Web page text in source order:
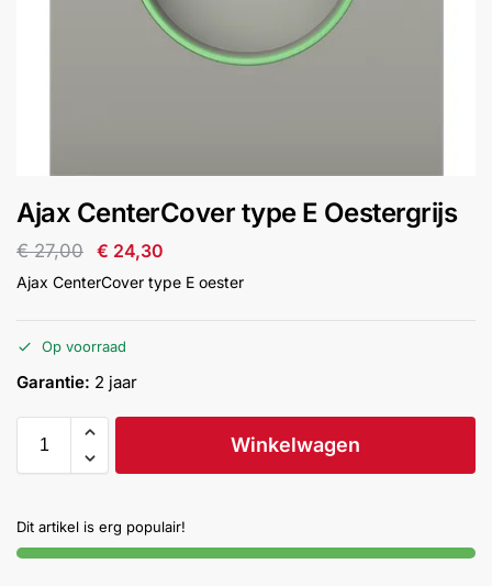
&
Intercom
Inbraakbeveiliging
Merken
Help &
Ajax CenterCover type E Oestergrijs
€27,00 € 24,30
Ajax CenterCover type E oester
Op voorraad
Garantie: 2 jaar
Winkelwagen
Dit artikel is erg populair!